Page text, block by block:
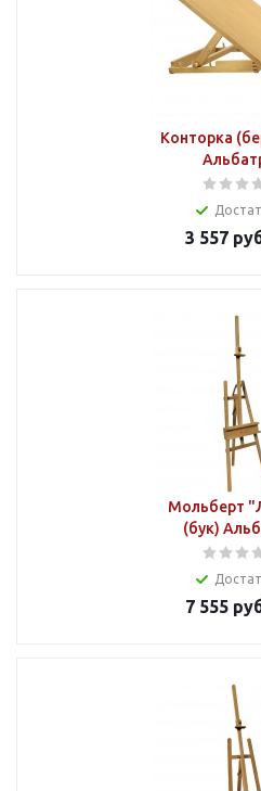
Конторка
3 557
Мольберт
(бук)
7 555